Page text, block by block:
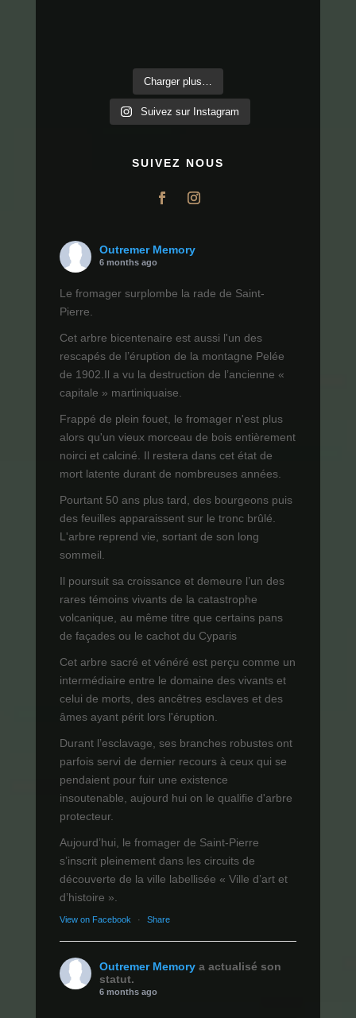
Charger plus…
Suivez sur Instagram
SUIVEZ NOUS
Outremer Memory
6 months ago
Le fromager surplombe la rade de Saint-
Pierre.
Cet arbre bicentenaire est aussi l'un des
rescapés de l’éruption de la montagne Pelée
de 1902.Il a vu la destruction de l’ancienne «
capitale » martiniquaise.
Frappé de plein fouet, le fromager n'est plus
alors qu'un vieux morceau de bois entièrement
noirci et calciné. Il restera dans cet état de
mort latente durant de nombreuses années.
Pourtant 50 ans plus tard, des bourgeons puis
des feuilles apparaissent sur le tronc brûlé.
L'arbre reprend vie, sortant de son long
sommeil.
Il poursuit sa croissance et demeure l’un des
rares témoins vivants de la catastrophe
volcanique, au même titre que certains pans
de façades ou le cachot du Cyparis
Cet arbre sacré et vénéré est perçu comme un
intermédiaire entre le domaine des vivants et
celui de morts, des ancêtres esclaves et des
âmes ayant périt lors l'éruption.
Durant l’esclavage, ses branches robustes ont
parfois servi de dernier recours à ceux qui se
pendaient pour fuir une existence
insoutenable, aujourd hui on le qualifie d'arbre
protecteur.
Aujourd’hui, le fromager de Saint-Pierre
s’inscrit pleinement dans les circuits de
découverte de la ville labellisée « Ville d’art et
d’histoire ».
View on Facebook · Share
Outremer Memory a actualisé son
statut.
6 months ago